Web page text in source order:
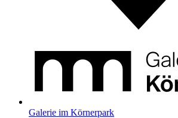
Galerie im Körnerpark